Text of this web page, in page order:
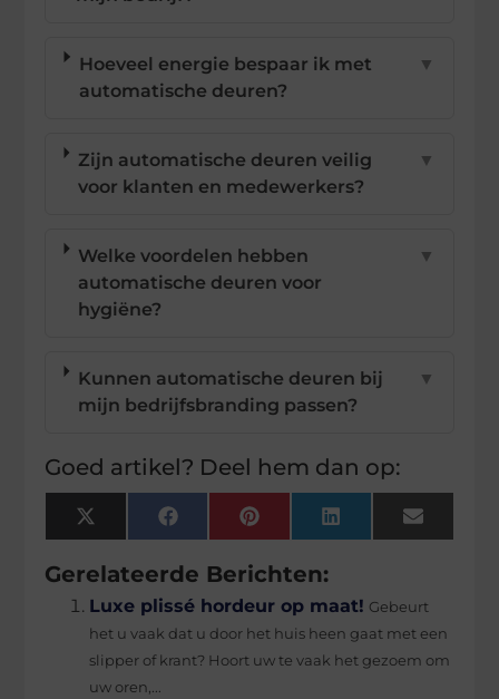
Hoeveel energie bespaar ik met
automatische deuren?
▼
Zijn automatische deuren veilig
voor klanten en medewerkers?
▼
Welke voordelen hebben
automatische deuren voor
hygiëne?
▼
Kunnen automatische deuren bij
mijn bedrijfsbranding passen?
▼
Goed artikel? Deel hem dan op:
X
(Twitter)
FacebookPinterestLinkedInEmail
Gerelateerde Berichten:
Luxe plissé hordeur op maat! Gebeurt
het u vaak dat u door het huis heen gaat met een
slipper of krant? Hoort uw te vaak het gezoem om
uw oren,...